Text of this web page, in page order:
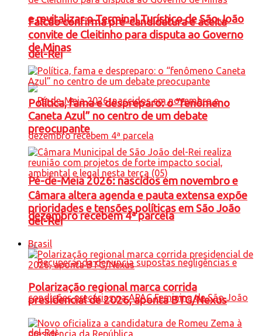
e revitalizar o Terminal Turístico de São João
del-Rei
Pé-de-Meia 2026: nascidos em novembro e
dezembro recebem 4ª parcela
Falcão confirma pré-candidatura e aceita
convite de Cleitinho para disputa ao Governo
de Minas
Política, fama e despreparo: o “fenômeno
Caneta Azul” no centro de um debate
preocupante
Câmara altera agenda e pauta extensa expõe
prioridades e tensões políticas em São João
del-Rei
Brasil
Polarização regional marca corrida
presidencial de 2026, aponta BTG/Nexus